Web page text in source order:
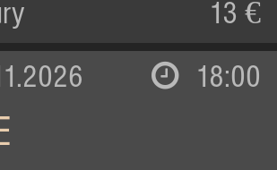
13 €
18:00